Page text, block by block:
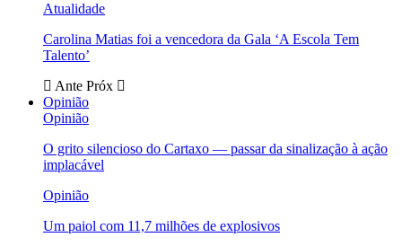
Atualidade
Carolina Matias foi a vencedora da Gala ‘A Escola Tem
Talento’
Ante Próx
Opinião
Opinião
O grito silencioso do Cartaxo — passar da sinalização à ação
implacável
Opinião
Um paiol com 11,7 milhões de explosivos